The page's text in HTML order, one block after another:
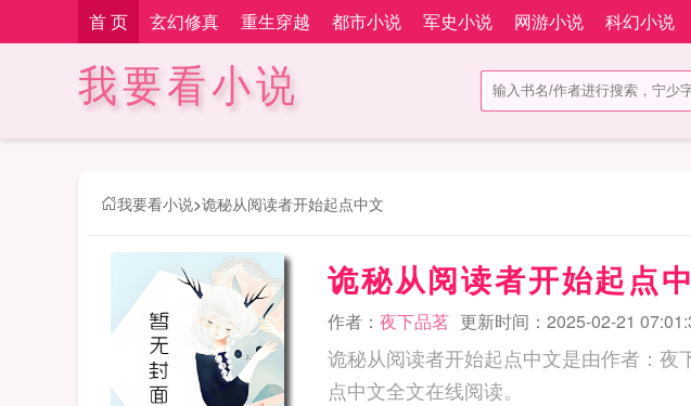
首 页 玄幻修真 重生穿越 都市小说 军史小说 网游小说 科幻小说
我要看小说
我要看小说>诡秘从阅读者开始起点中文
诡秘从阅读者开始起点
作者： 夜下品茗 更新时间：2025-02-21
诡秘从阅读者开始起点中文是由作者：
点中文全文在线阅读。